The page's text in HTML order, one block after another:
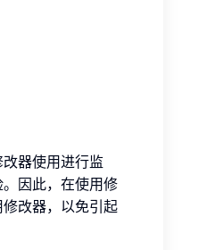
器使用进行监
因此，在使用修
改器，以免引起